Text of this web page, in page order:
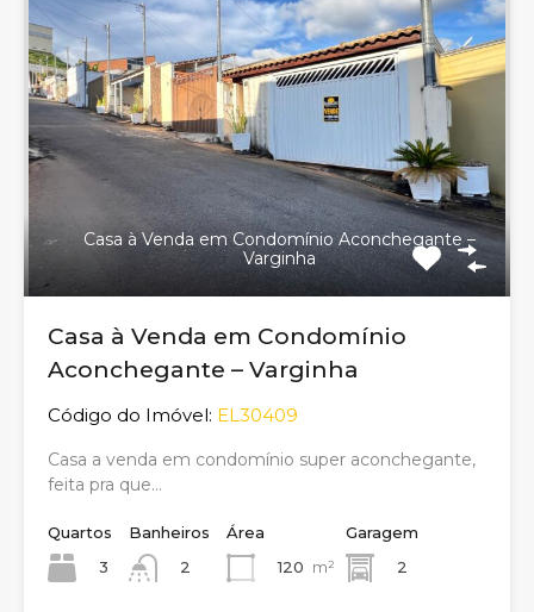
Casa à Venda em Condomínio Aconchegante –
Varginha
Casa à Venda em Condomínio
Aconchegante – Varginha
Código do Imóvel: EL30409
Casa a venda em condomínio super aconchegante,
feita pra que…
Quartos
3
Banheiros
2
Área
120 m²
Garagem
2